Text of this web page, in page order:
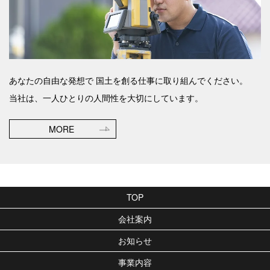
あなたの自由な発想で 国土を創る仕事に取り組んでください。
当社は、一人ひとりの人間性を大切にしています。
MORE
TOP
会社案内
お知らせ
事業内容